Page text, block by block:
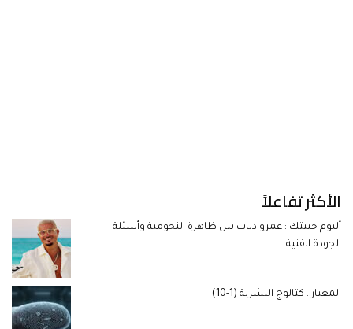
الأكثر تفاعلاً
ألبوم حبيتك : عمرو دياب بين ظاهرة النجومية وأسئلة
الجودة الفنية
المعيار.. كتالوج البشرية (1-10)